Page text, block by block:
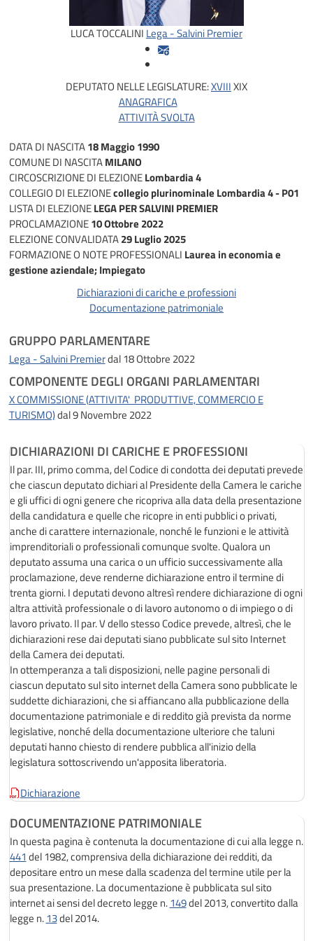
LUCA TOCCALINI Lega - Salvini Premier
DEPUTATO NELLE LEGISLATURE:XVIIIXIX
ANAGRAFICA
ATTIVITÀ SVOLTA
DATA DI NASCITA18 Maggio 1990
COMUNE DI NASCITAMILANO
CIRCOSCRIZIONE DI ELEZIONELombardia 4
COLLEGIO DI ELEZIONEcollegio plurinominale Lombardia 4 - P01
LISTA DI ELEZIONELEGA PER SALVINI PREMIER
PROCLAMAZIONE10 Ottobre 2022
ELEZIONE CONVALIDATA29 Luglio 2025
FORMAZIONE O NOTE PROFESSIONALI Laurea in economia e
gestione aziendale; Impiegato
Dichiarazioni di cariche e professioni
Documentazione patrimoniale
GRUPPO PARLAMENTARE
Lega - Salvini Premierdal 18 Ottobre 2022
COMPONENTE DEGLI ORGANI PARLAMENTARI
X COMMISSIONE (ATTIVITA' PRODUTTIVE, COMMERCIO E
TURISMO)dal 9 Novembre 2022
DICHIARAZIONI DI CARICHE E PROFESSIONI
Il par. III, primo comma, del Codice di condotta dei deputati prevede
che ciascun deputato dichiari al Presidente della Camera le cariche
e gli uffici di ogni genere che ricopriva alla data della presentazione
della candidatura e quelle che ricopre in enti pubblici o privati,
anche di carattere internazionale, nonché le funzioni e le attività
imprenditoriali o professionali comunque svolte. Qualora un
deputato assuma una carica o un ufficio successivamente alla
proclamazione, deve renderne dichiarazione entro il termine di
trenta giorni. I deputati devono altresì rendere dichiarazione di ogni
altra attività professionale o di lavoro autonomo o di impiego o di
lavoro privato. Il par. V dello stesso Codice prevede, altresì, che le
dichiarazioni rese dai deputati siano pubblicate sul sito Internet
della Camera dei deputati.
In ottemperanza a tali disposizioni, nelle pagine personali di
ciascun deputato sul sito internet della Camera sono pubblicate le
suddette dichiarazioni, che si affiancano alla pubblicazione della
documentazione patrimoniale e di reddito già prevista da norme
legislative, nonché della documentazione ulteriore che taluni
deputati hanno chiesto di rendere pubblica all'inizio della
legislatura sottoscrivendo un'apposita liberatoria.
Dichiarazione
DOCUMENTAZIONE PATRIMONIALE
In questa pagina è contenuta la documentazione di cui alla legge n.
441 del 1982, comprensiva della dichiarazione dei redditi, da
depositare entro un mese dalla scadenza del termine utile per la
sua presentazione. La documentazione è pubblicata sul sito
internet ai sensi del decreto legge n.149del 2013, convertito dalla
legge n.13del 2014.